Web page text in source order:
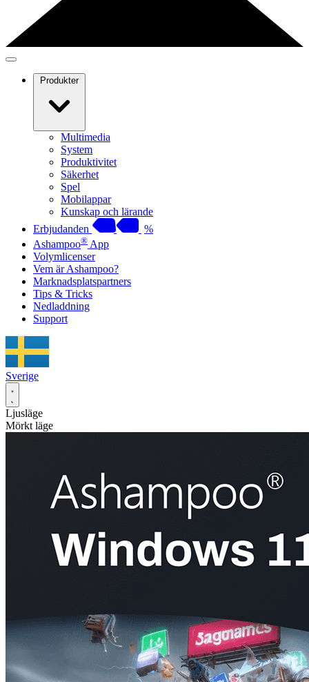
Produkter
Multimedia
System
Produktivitet
Säkerhet
Spel
Mobilappar
Kunskap och lärande
Erbjudanden
%
Ashampoo® App
Volymlicenser
Vem är Ashampoo?
Marknadsplatspartners
Tips & Tricks
Nedladdning
Support
Sverige
Ljusläge
Mörkt läge